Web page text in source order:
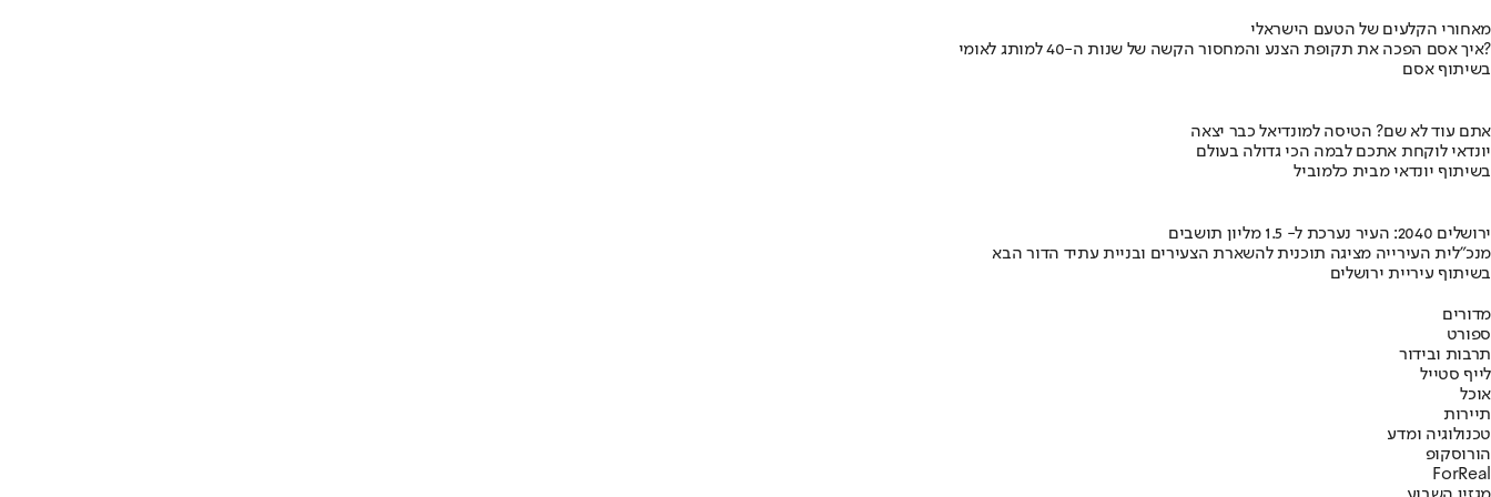
מאחורי הקלעים של הטעם הישראלי
איך אסם הפכה את תקופת הצנע והמחסור הקשה של שנות ה-40 למותג לאומי?
בשיתוף אסם
אתם עוד לא שם? הטיסה למונדיאל כבר יצאה
יונדאי לוקחת אתכם לבמה הכי גדולה בעולם
בשיתוף יונדאי מבית כלמוביל
ירושלים 2040: העיר נערכת ל- 1.5 מליון תושבים
מנכ"לית העירייה מציגה תוכנית להשארת הצעירים ובניית עתיד הדור הבא
בשיתוף עיריית ירושלים
מדורים
ספורט
תרבות ובידור
לייף סטייל
אוכל
תיירות
טכנולוגיה ומדע
הורוסקופ
ForReal